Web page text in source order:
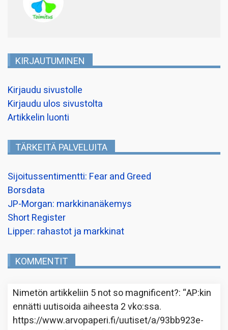
KIRJAUTUMINEN
Kirjaudu sivustolle
Kirjaudu ulos sivustolta
Artikkelin luonti
TÄRKEITÄ PALVELUITA
Sijoitussentimentti: Fear and Greed
Borsdata
JP-Morgan: markkinanäkemys
Short Register
Lipper: rahastot ja markkinat
KOMMENTIT
Nimetön artikkeliin 5 not so magnificent?: “AP:kin
ennätti uutisoida aiheesta 2 vko:ssa.
https://www.arvopaperi.fi/uutiset/a/93bb923e-